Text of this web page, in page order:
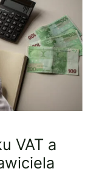
VAT a